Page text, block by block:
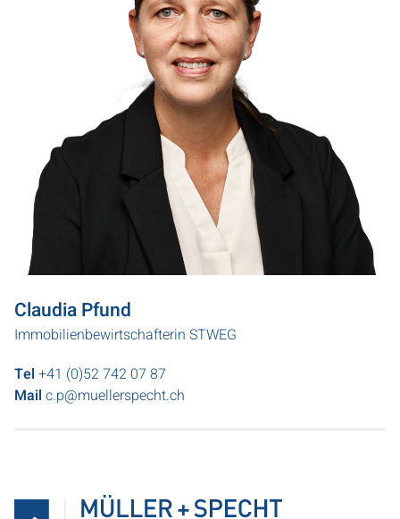
Claudia Pfund
Immobilienbewirtschafterin STWEG
Tel +41 (0)52 742 07 87
Mail c.p@muellerspecht.ch